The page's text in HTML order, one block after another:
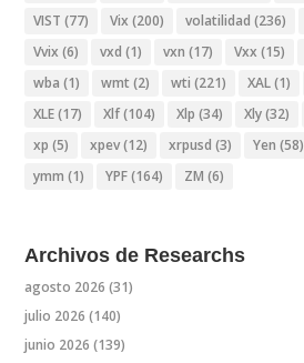
VIST (77) Vix (200) volatilidad (236)
Vvix (6) vxd (1) vxn (17) Vxx (15)
wba (1) wmt (2) wti (221) XAL(1)
XLE(17) Xlf(104) Xlp (34) Xly(32)
xp (5) xpev(12) xrpusd (3) Yen (58)
ymm (1) YPF(164) ZM (6)
Archivos de Researchs
agosto 2026 (31)
julio 2026 (140)
junio 2026 (139)